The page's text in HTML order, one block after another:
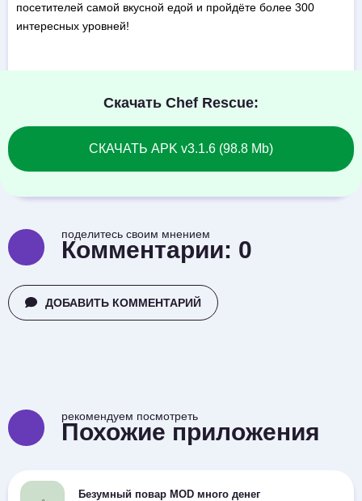
посетителей самой вкусной едой и пройдёте более 300
интересных уровней!
Скачать Chef Rescue:
СКАЧАТЬ APK v3.1.6 (98.8 Mb)
поделитесь своим мнением
Комментарии: 0
ДОБАВИТЬ КОММЕНТАРИЙ
рекомендуем посмотреть
Похожие приложения
Безумный повар MOD много денег